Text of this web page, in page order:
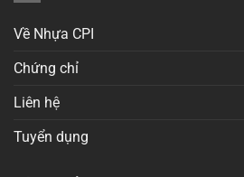
Về Nhựa CPI
Chứng chỉ
Liên hệ
Tuyển dụng